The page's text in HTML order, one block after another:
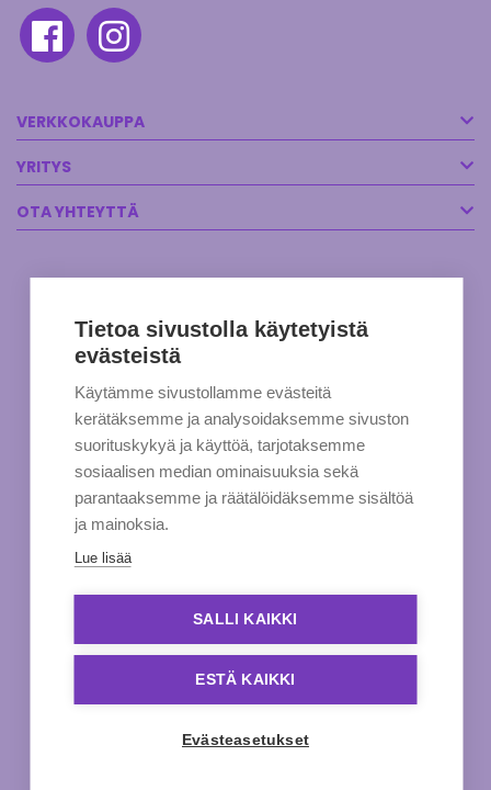
VERKKOKAUPPA
YRITYS
OTA YHTEYTTÄ
Tietoa sivustolla käytetyistä
evästeistä
Käytämme sivustollamme evästeitä
kerätäksemme ja analysoidaksemme sivuston
suorituskykyä ja käyttöä, tarjotaksemme
sosiaalisen median ominaisuuksia sekä
parantaaksemme ja räätälöidäksemme sisältöä
ja mainoksia.
Lue lisää
SALLI KAIKKI
ESTÄ KAIKKI
Evästeasetukset